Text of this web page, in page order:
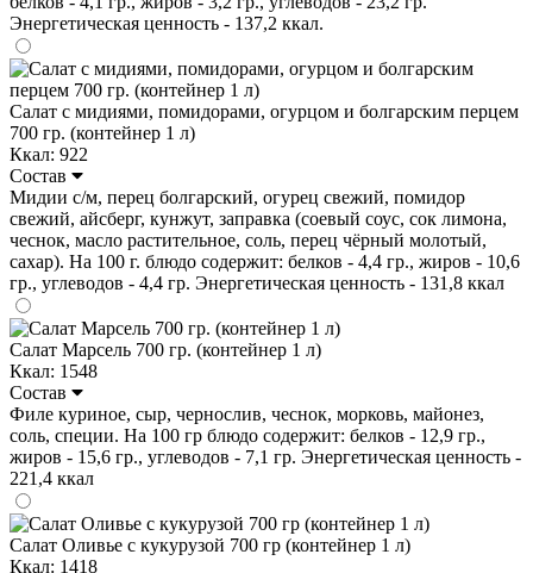
Энергетическая ценность - 137,2 ккал.
Салат с мидиями, помидорами, огурцом и болгарским перцем
700 гр. (контейнер 1 л)
Ккал: 922
Состав
Мидии с/м, перец болгарский, огурец свежий, помидор
свежий, айсберг, кунжут, заправка (соевый соус, сок лимона,
чеснок, масло растительное, соль, перец чёрный молотый,
сахар). На 100 г. блюдо содержит: белков - 4,4 гр., жиров - 10,6
гр., углеводов - 4,4 гр. Энергетическая ценность - 131,8 ккал
Салат Марсель 700 гр. (контейнер 1 л)
Ккал: 1548
Состав
Филе куриное, сыр, чернослив, чеснок, морковь, майонез,
соль, специи. На 100 гр блюдо содержит: белков - 12,9 гр.,
жиров - 15,6 гр., углеводов - 7,1 гр. Энергетическая ценность -
221,4 ккал
Салат Оливье с кукурузой 700 гр (контейнер 1 л)
Ккал: 1418